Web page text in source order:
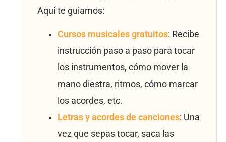
Aquí te guiamos:
Cursos musicales gratuitos: Recibe
instrucción paso a paso para tocar
los instrumentos, cómo mover la
mano diestra, ritmos, cómo marcar
los acordes, etc.
Letras y acordes de canciones: Una
vez que sepas tocar, saca las